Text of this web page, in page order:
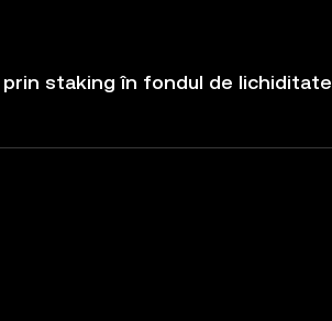
staking în fondul de lichiditate